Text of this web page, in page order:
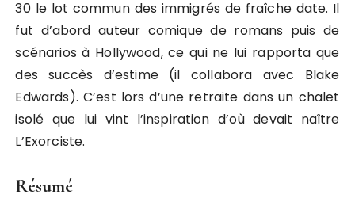
30 le lot commun des immigrés de fraîche date. Il
fut d’abord auteur comique de romans puis de
scénarios à Hollywood, ce qui ne lui rapporta que
des succès d’estime (il collabora avec Blake
Edwards). C’est lors d’une retraite dans un chalet
isolé que lui vint l’inspiration d’où devait naître
L’Exorciste.
Résumé